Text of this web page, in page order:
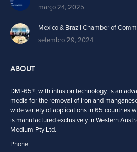
março 24, 2025
Mexico & Brazil Chamber of
setembro 29, 2024
ABOUT
DMI-65®, with infusion technology, is an
media for the removal of iron and
wide variety of applications in 65 countries
is manufactured exclusively in Western
Medium Pty Ltd.
Phone